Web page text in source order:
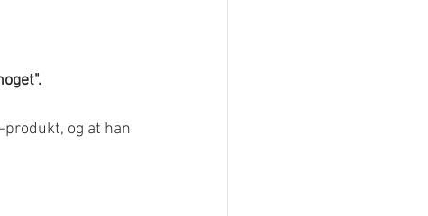
og at han